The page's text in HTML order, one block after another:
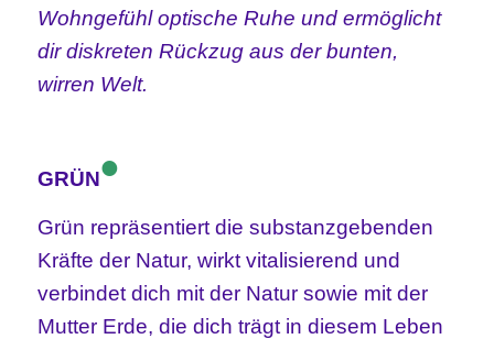
Wohngefühl optische Ruhe und ermöglicht
dir diskreten Rückzug aus der bunten,
wirren Welt.
GRÜN•
Grün repräsentiert die substanzgebenden
Kräfte der Natur, wirkt vitalisierend und
verbindet dich mit der Natur sowie mit der
Mutter Erde, die dich trägt in diesem Leben